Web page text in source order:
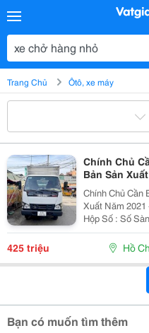
Trang Chủ Ôtô, xe máy
Chính Chủ
Bản Sản
Chính Chủ Cần
Xuất Năm 2021 - Xe Đã Sử Dụng Số Km: 34500Km -
Hộp Số : Số Sàn -Nhiên Liệu: Dầu -Trọng Tải : 2 Tấn -Sử
Dụng Cẩn Thận ,
425 triệu Hồ
Bạn có muốn tìm thêm